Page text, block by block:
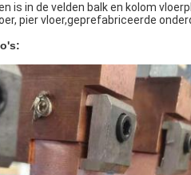
is in de velden balk en kolom
pier vloer,geprefabriceerde